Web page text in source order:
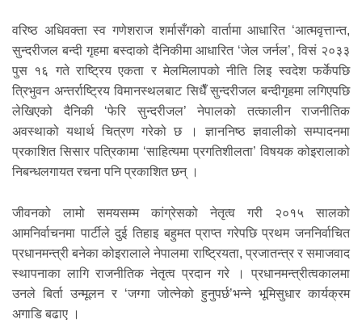
वरिष्ठ अधिवक्ता स्व गणेशराज शर्मासँगको वार्तामा आधारित ‘आत्मवृत्तान्त,
सुन्दरीजल बन्दी गृहमा बस्दाको दैनिकीमा आधारित ‘जेल जर्नल’, विसं २०३३
पुस १६ गते राष्ट्रिय एकता र मेलमिलापको नीति लिइ स्वदेश फर्केपछि
त्रिभुवन अन्तर्राष्ट्रिय विमानस्थलबाट सिधैँ सुन्दरीजल बन्दीगृहमा लगिएपछि
लेखिएको दैनिकी ‘फेरि सुन्दरीजल’ नेपालको तत्कालीन राजनीतिक
अवस्थाको यथार्थ चित्रण गरेको छ । ज्ञाननिष्ठ ज्ञवालीको सम्पादनमा
प्रकाशित सिसार पत्रिकामा ‘साहित्यमा प्रगतिशीलता’ विषयक कोइरालाको
निबन्धलगायत रचना पनि प्रकाशित छन् ।
जीवनको लामो समयसम्म कांग्रेसको नेतृत्व गरी २०१५ सालको
आमनिर्वाचनमा पार्टीले दुई तिहाइ बहुमत प्राप्त गरेपछि प्रथम जननिर्वाचित
प्रधानमन्त्री बनेका कोइरालाले नेपालमा राष्ट्रियता, प्रजातन्त्र र समाजवाद
स्थापनाका लागि राजनीतिक नेतृत्व प्रदान गरे । प्रधानमन्त्रीत्वकालमा
उनले बिर्ता उन्मूलन र ‘जग्गा जोत्नेको हुनुपर्छ’भन्ने भूमिसुधार कार्यक्रम
अगाडि बढाए ।